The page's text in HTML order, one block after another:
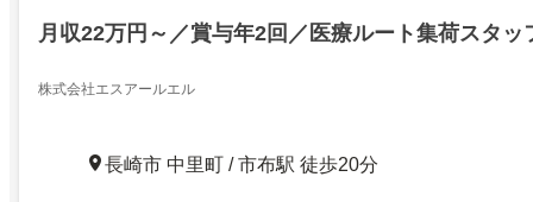
月収22万円～／賞与年2回／医療ルート集荷スタッ
株式会社エスアールエル
長崎市 中里町 / 市布駅 徒歩20分